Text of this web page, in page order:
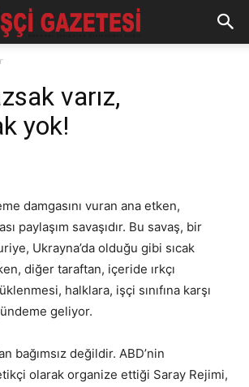
varız,
yok!
damgasını vuran ana etken,
paylaşım savaşıdır. Bu savaş, bir
Ukrayna’da olduğu gibi sıcak
diğer taraftan, içeride ırkçı
halklara, işçi sınıfına karşı
geliyor.
bağımsız değildir. ABD’nin
olarak organize ettiği Saray Rejimi,